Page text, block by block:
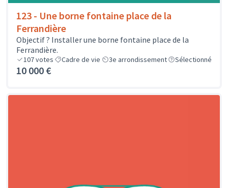
123 - Une borne fontaine place de la
Ferrandière
Objectif ? Installer une borne fontaine place de la
Ferrandière.
107votes Cadre de vie 3e arrondissement Sélectionné
10 000 €